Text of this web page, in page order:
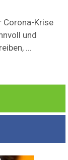
Corona-Krise
und
...